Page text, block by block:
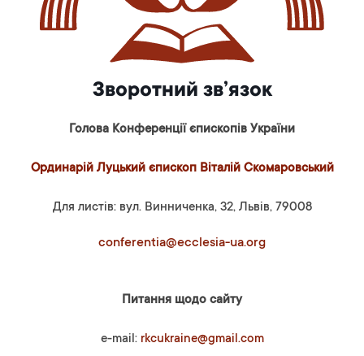
Зворотний зв’язок
Голова Конференції єпископів України
Ординарій Луцький єпископ Віталій Скомаровський
Для листів: вул. Винниченка, 32, Львів, 79008
conferentia@ecclesia-ua.org
Питання щодо сайту
e-mail: rkcukraine@gmail.com